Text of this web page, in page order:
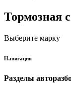
Тормозная
Выберите марку
Навигация
Разделы